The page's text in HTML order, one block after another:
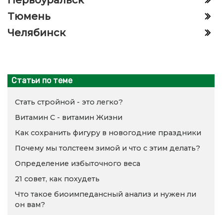
Тюмень
Челябинск
Статьи по теме
Стать стройной - это легко?
Витамин С - витамин Жизни
Как сохранить фигуру в новогодние праздники
Почему мы толстеем зимой и что с этим делать?
Определение избыточного веса
21 совет, как похудеть
Что такое биоимпедансный анализ и нужен ли
он вам?